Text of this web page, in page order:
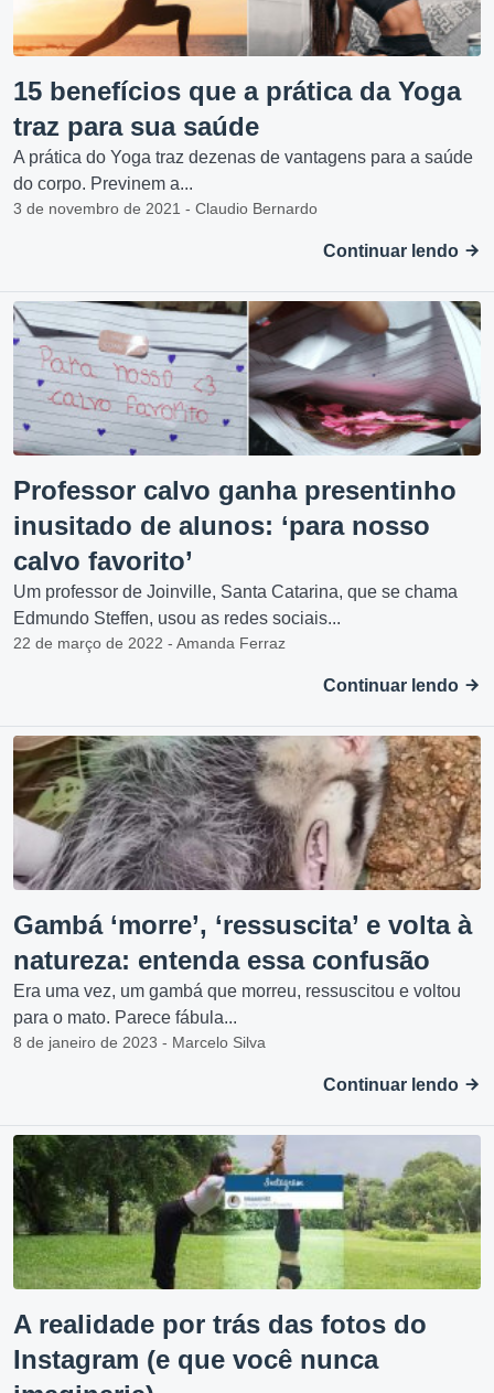
15 benefícios que a prática da Yoga
traz para sua saúde
A prática do Yoga traz dezenas de vantagens para a saúde
do corpo. Previnem a...
3 de novembro de 2021 - Claudio Bernardo
Continuar lendo
Professor calvo ganha presentinho
inusitado de alunos: ‘para nosso
calvo favorito’
Um professor de Joinville, Santa Catarina, que se chama
Edmundo Steffen, usou as redes sociais...
22 de março de 2022 - Amanda Ferraz
Continuar lendo
Gambá ‘morre’, ‘ressuscita’ e volta à
natureza: entenda essa confusão
Era uma vez, um gambá que morreu, ressuscitou e voltou
para o mato. Parece fábula...
8 de janeiro de 2023 - Marcelo Silva
Continuar lendo
A realidade por trás das fotos do
Instagram (e que você nunca